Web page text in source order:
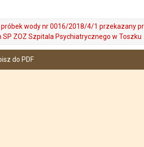
próbek wody nr 0016/2018/4/1 przekazany
SP ZOZ Szpitala Psychiatrycznego w Toszku
do PDF